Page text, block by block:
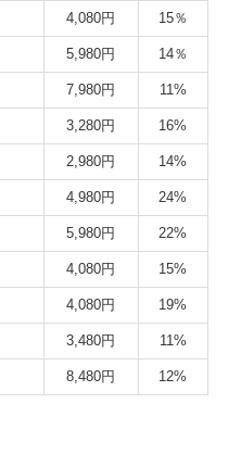
4,080円 15％
5,980円 14％
7,980円 11%
3,280円 16%
2,980円 14%
4,980円 24%
5,980円 22%
4,080円 15%
4,080円 19%
3,480円 11%
8,480円 12%